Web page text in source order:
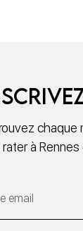
chaque
à